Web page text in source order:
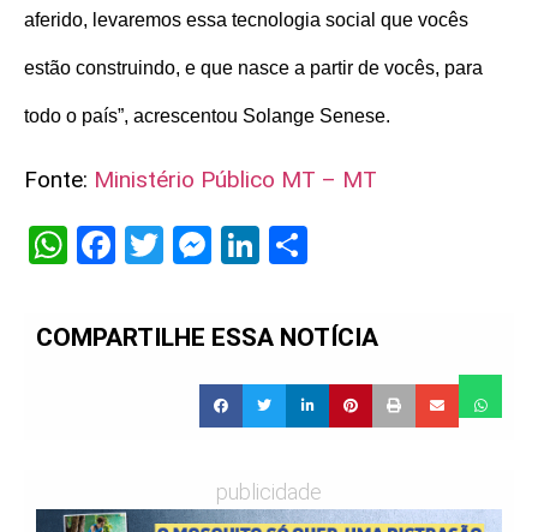
aferido, levaremos essa tecnologia social que vocês
estão construindo, e que nasce a partir de vocês, para
todo o país”, acrescentou Solange Senese.
Fonte: Ministério Público MT – MT
WhatsApp
Facebook
Twitter
Messenger
LinkedIn
COMPARTILHE ESSA NOTÍCIA
publicidade